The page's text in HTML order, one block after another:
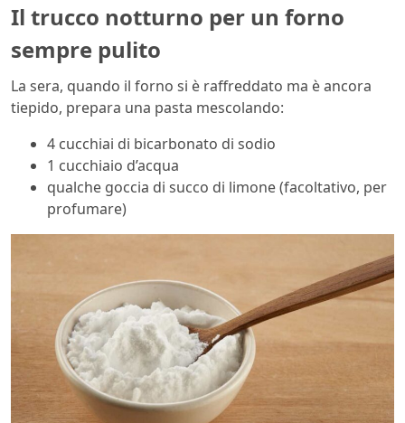
Il trucco notturno per un forno
sempre pulito
La sera, quando il forno si è raffreddato ma è ancora
tiepido, prepara una pasta mescolando:
4 cucchiai di bicarbonato di sodio
1 cucchiaio d’acqua
qualche goccia di succo di limone (facoltativo, per
profumare)